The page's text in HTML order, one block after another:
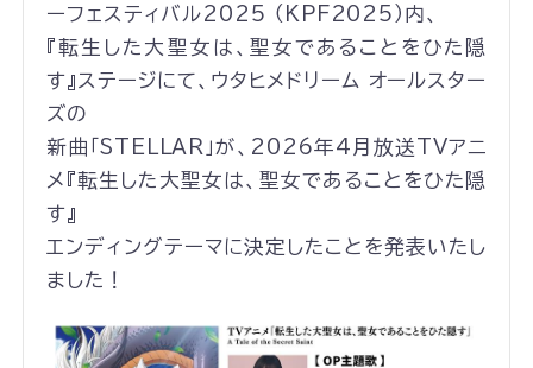
ーフェスティバル2025 （KPF2025）内、
『転生した大聖女は、聖女であることをひた隠
す』ステージにて、ウタヒメドリーム オールスター
ズの
新曲「STELLAR」が、2026年4月放送TVアニ
メ『転生した大聖女は、聖女であることをひた隠
す』
エンディングテーマに決定したことを発表いたし
ました！